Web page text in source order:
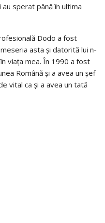
sperat până în ultima
Dodo a fost
asta și datorită lui n-
viața mea. În 1990 a fost
Română și a avea un șef
vital ca și a avea un tată